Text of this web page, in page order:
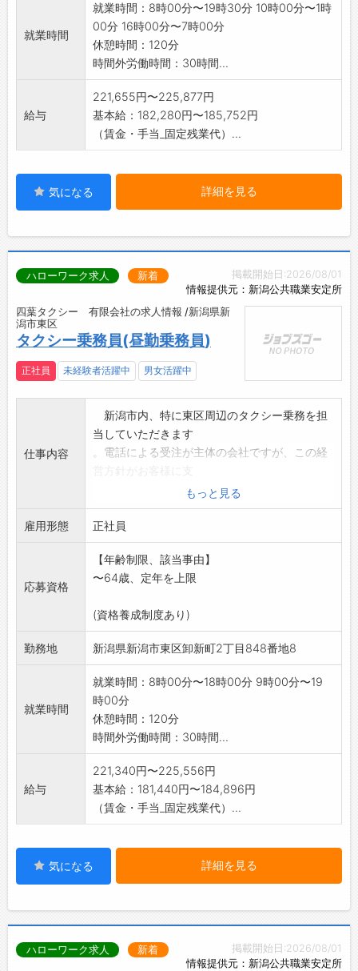
就業時間
就業時間：8時00分〜19時30分 10時00分〜1時
00分 16時00分〜7時00分
休憩時間：120分
時間外労働時間：30時間...
給与
221,655円〜225,877円
基本給：182,280円〜185,752円
（賃金・手当_固定残業代）...
気になる 詳細を見る
掲載開始日:2026/08/01
情報提供元：新潟公共職業安定所
ハローワーク求人 新着
四葉タクシー 有限会社の求人情報 /新潟県新
潟市東区
タクシー乗務員(昼勤乗務員)
正社員 未経験者活躍中 男女活躍中
仕事内容
新潟市内、特に東区周辺のタクシー乗務を担
当していただきます
。電話による受注が主体の会社ですが、この経
持され年々需要が増えています。
更に、29年から業界に先駆け新しい車両
(JPNタクシー)ワ
ンボックスタイプを順次導入し、新規需要の拡
大を目指した会社経
営を取り入れています。
しました。
快適環境でより広範なエリアの業務が可能に
なり、
す。
変更範囲:なし
もっと見る
雇用形態 正社員
応募資格
【年齢制限、該当事由】
〜64歳、定年を上限
(資格養成制度あり)
勤務地 新潟県新潟市東区卸新町2丁目848番地8
就業時間
就業時間：8時00分〜18時00分 9時00分〜19
時00分
休憩時間：120分
時間外労働時間：30時間...
給与
221,340円〜225,556円
基本給：181,440円〜184,896円
（賃金・手当_固定残業代）...
気になる 詳細を見る
掲載開始日:2026/08/01
情報提供元：新潟公共職業安定所
ハローワーク求人 新着